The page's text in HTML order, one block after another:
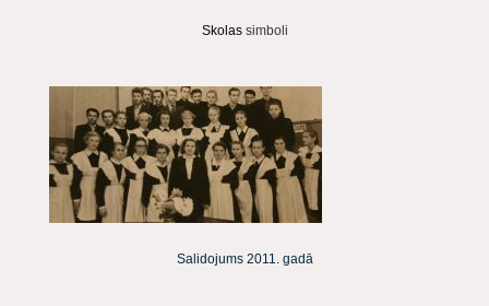
Skolassimboli
Salidojums 2011. gadā